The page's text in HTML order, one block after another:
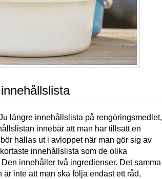
längre innehållslista på rengöringsmedlet,
innebär att man har tillsatt en
hällas ut i avloppet när man gör sig av
innehållslista som de olika
innehåller två ingredienser. Det samma
inte att man ska följa endast ett råd,